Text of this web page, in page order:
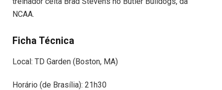
NCAA.
Ficha Técnica
Local: TD Garden (Boston, MA)
Horário (de Brasília): 21h30